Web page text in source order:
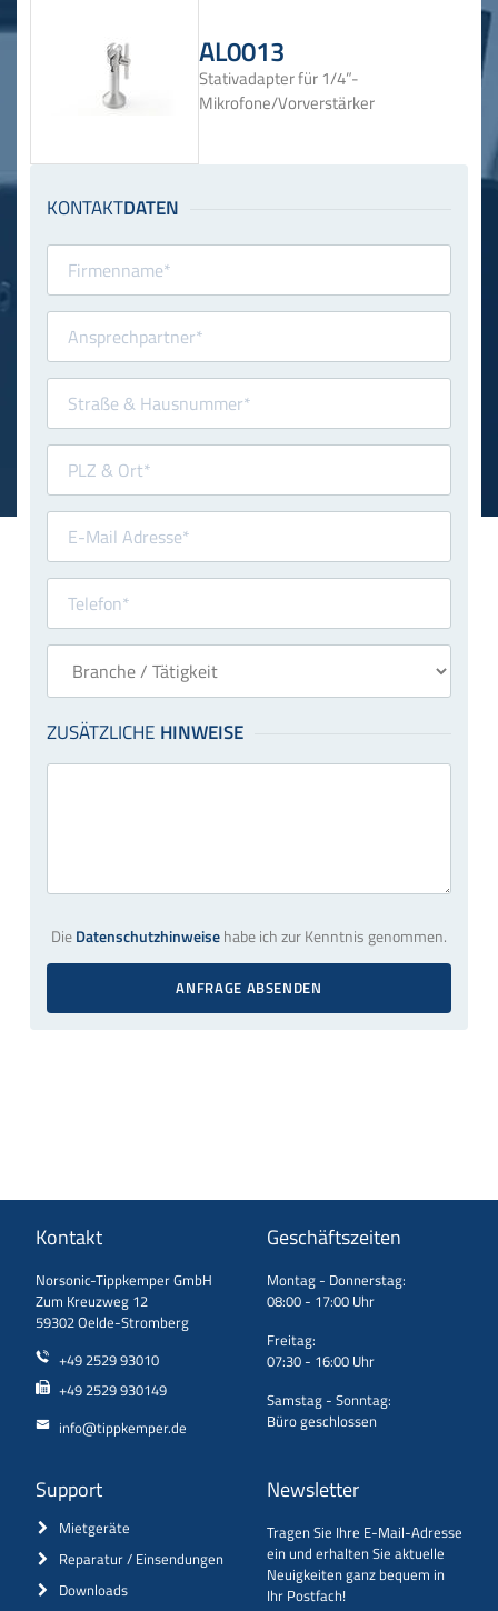
AL0013
Stativadapter für 1/4”-
Mikrofone/Vorverstärker
DieDatenschutzhinweisehabe ich zur Kenntnis genommen.
ANFRAGE ABSENDEN
Kontakt
Norsonic-Tippkemper GmbH
Zum Kreuzweg 12
59302 Oelde-Stromberg
+49 2529 93010
+49 2529 930149
info@tippkemper.de
Geschäftszeiten
Montag - Donnerstag:
08:00 - 17:00 Uhr
Freitag:
07:30 - 16:00 Uhr
Samstag - Sonntag:
Büro geschlossen
Support
Mietgeräte
Reparatur / Einsendungen
Downloads
Newsletter
Tragen Sie Ihre E-Mail-Adresse
ein und erhalten Sie aktuelle
Neuigkeiten ganz bequem in
Ihr Postfach!